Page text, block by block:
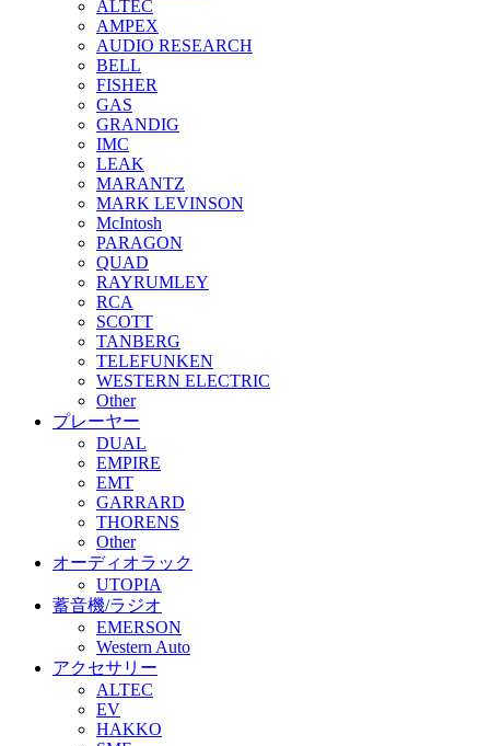
ALTEC
AMPEX
AUDIO RESEARCH
BELL
FISHER
GAS
GRANDIG
IMC
LEAK
MARANTZ
MARK LEVINSON
McIntosh
PARAGON
QUAD
RAYRUMLEY
RCA
SCOTT
TANBERG
TELEFUNKEN
WESTERN ELECTRIC
Other
プレーヤー
DUAL
EMPIRE
EMT
GARRARD
THORENS
Other
オーディオラック
UTOPIA
蓄音機/ラジオ
EMERSON
Western Auto
アクセサリー
ALTEC
EV
HAKKO